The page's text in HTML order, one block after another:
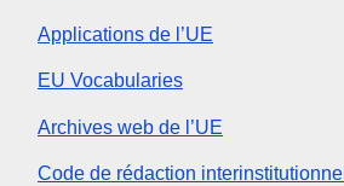
Applications de l’UE
EU Vocabularies
Archives web de l’UE
Code de rédaction interinstitutionnel